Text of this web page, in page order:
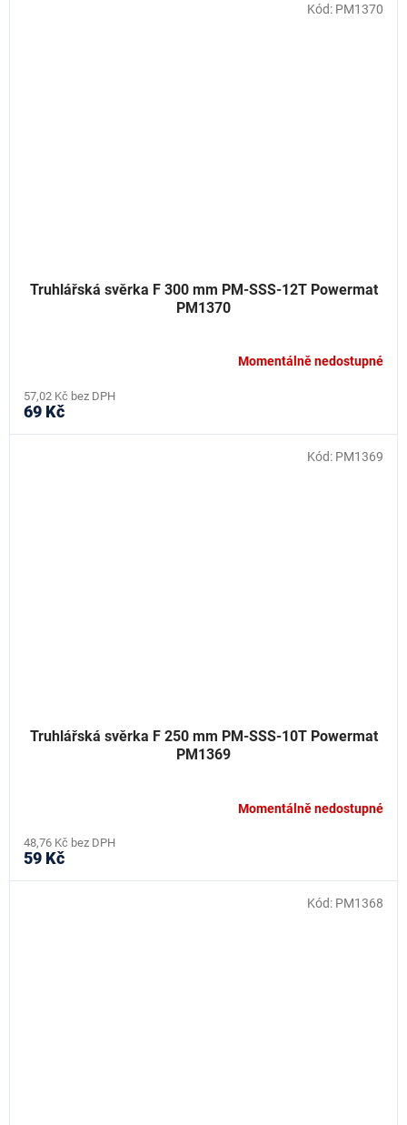
Truhlářská svěrka F 300 mm PM-SSS-12T Powermat
PM1370
Momentálně nedostupné
57,02 Kč bez DPH
69 Kč
Kód: PM1370
Truhlářská svěrka F 250 mm PM-SSS-10T Powermat
PM1369
Momentálně nedostupné
48,76 Kč bez DPH
59 Kč
Kód: PM1369
Kód: PM1368